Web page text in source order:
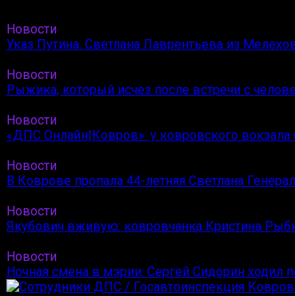
Новости
Указ Путина: Светлана Лаврентьева из
Новости
Рыжика, который исчез после встречи с
Новости
«ДПС Онлайн|Ковров»: у ковровского вокзала
Новости
В Коврове пропала 44-летняя Светлана
Новости
Якубович вживую: ковровчанка Кристина
Новости
Ночная смена в мэрии: Сергей Сидорин ходил